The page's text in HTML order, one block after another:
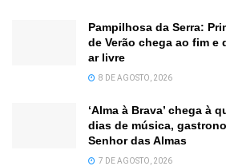
Pampilhosa da Serra:
de Verão chega ao fim e
ar livre
8 DE AGOSTO, 2026
‘Alma à Brava’ chega à
dias de música,
Senhor das Almas
7 DE AGOSTO, 2026